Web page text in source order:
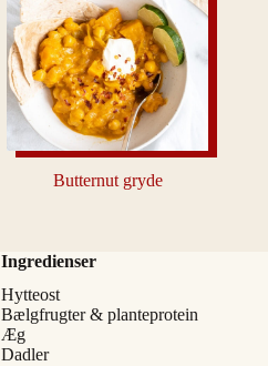
Butternut gryde
Ingredienser
Hytteost
Bælgfrugter & planteprotein
Æg
Dadler